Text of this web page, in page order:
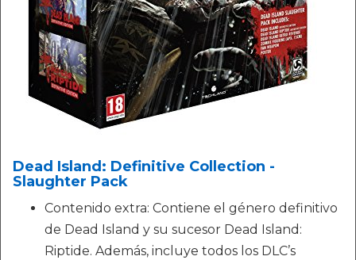
Dead Island: Definitive Collection -
Slaughter Pack
Contenido extra: Contiene el género definitivo
de Dead Island y su sucesor Dead Island:
Riptide. Además, incluye todos los DLC’s